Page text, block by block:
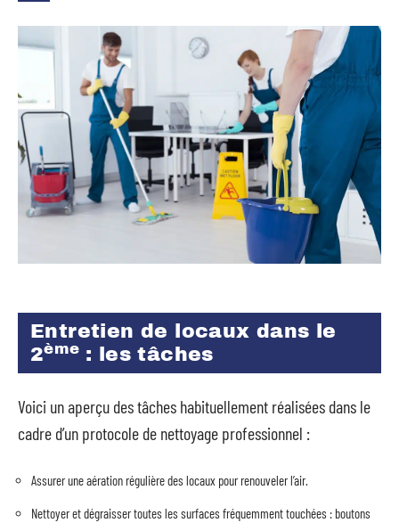
Entretien de locaux dans le
2ème : les tâches
Voici un aperçu des tâches habituellement réalisées dans le
cadre d’un protocole de nettoyage professionnel :
Assurer une aération régulière des locaux pour renouveler l’air.
Nettoyer et dégraisser toutes les surfaces fréquemment touchées : boutons